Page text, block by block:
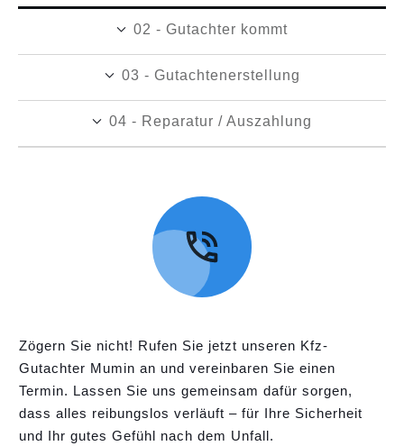
02 - Gutachter kommt
03 - Gutachtenerstellung
04 - Reparatur / Auszahlung
Zögern Sie nicht! Rufen Sie jetzt unseren Kfz-
Gutachter Mumin an und vereinbaren Sie einen
Termin. Lassen Sie uns gemeinsam dafür sorgen,
dass alles reibungslos verläuft – für Ihre Sicherheit
und Ihr gutes Gefühl nach dem Unfall.